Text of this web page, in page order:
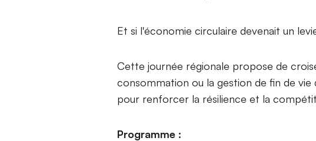
Et si l'économie circulaire devenait un
Cette journée régionale propose de
consommation ou la gestion de fin de
pour renforcer la résilience et la
Programme :